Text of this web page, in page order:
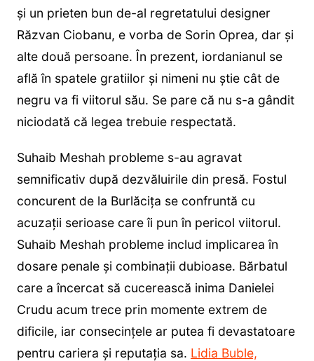
și un prieten bun de-al regretatului designer
Răzvan Ciobanu, e vorba de Sorin Oprea, dar și
alte două persoane. În prezent, iordanianul se
află în spatele gratiilor și nimeni nu știe cât de
negru va fi viitorul său. Se pare că nu s-a gândit
niciodată că legea trebuie respectată.
Suhaib Meshah probleme s-au agravat
semnificativ după dezvăluirile din presă. Fostul
concurent de la Burlăcița se confruntă cu
acuzații serioase care îi pun în pericol viitorul.
Suhaib Meshah probleme includ implicarea în
dosare penale și combinații dubioase. Bărbatul
care a încercat să cucerească inima Danielei
Crudu acum trece prin momente extrem de
dificile, iar consecințele ar putea fi devastatoare
pentru cariera și reputația sa. Lidia Buble,